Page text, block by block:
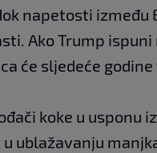
napetosti između
Ako Trump
će sljedeće
koke u usponu
ublažavanju